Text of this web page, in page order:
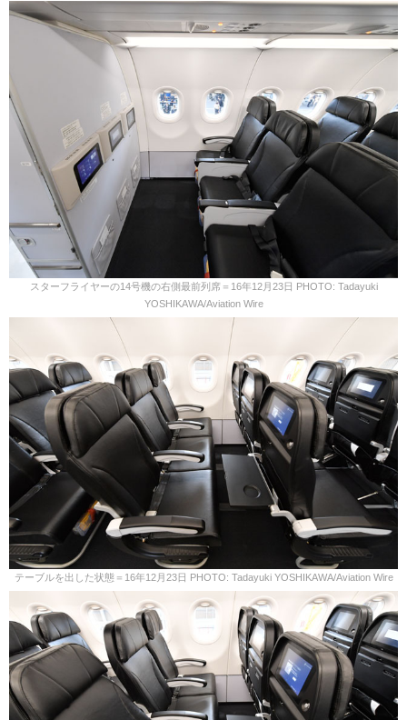
スターフライヤーの14号機の右側最前列席＝16年12月23日 PHOTO: Tadayuki
YOSHIKAWA/Aviation Wire
テーブルを出した状態＝16年12月23日 PHOTO: Tadayuki YOSHIKAWA/Aviation Wire